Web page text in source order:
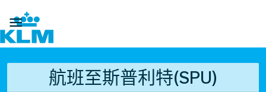

航班至斯普利特(SPU)